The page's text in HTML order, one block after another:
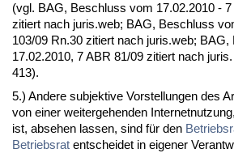
(vgl. BAG, Be­schluss vom 17.02.2010 -
zi­tiert nach ju­ris.web; BAG, Be­schluss
103/09 Rn.30 zi­tiert nach ju­ris.web;
17.02.2010, 7 ABR 81/09 zi­tiert nach
413).
5.) An­de­re sub­jek­ti­ve Vor­stel­lun­gen des
von ei­ner wei­ter­ge­hen­den
ist, ab­se­hen las­sen, sind für den
Be­triebs­rat ent­schei­det in ei­ge­ner